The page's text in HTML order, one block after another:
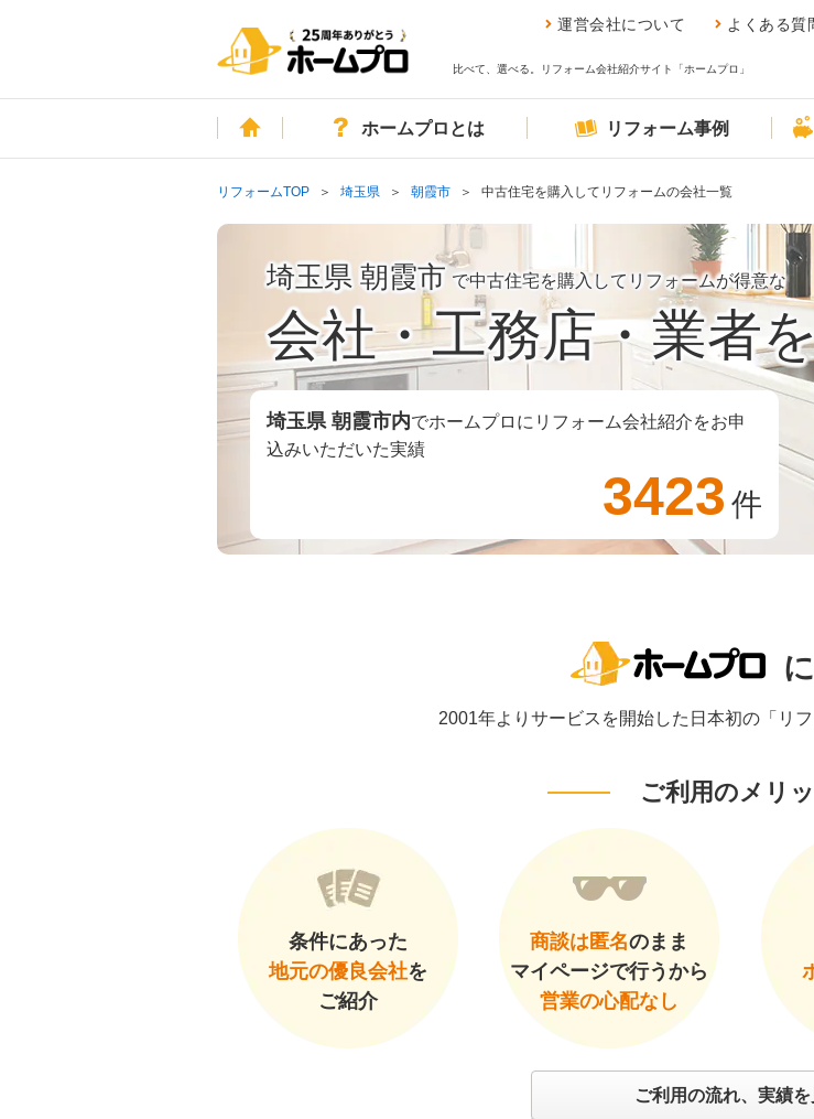
運営会社について よくある質
比べて、選べる。リフォーム会社紹介サイト「ホームプロ」
ホームホームプロとは リフォーム事例
リフォームTOP 埼玉県 朝霞市 中古住宅を購入してリフォームの会社一覧
埼玉県 朝霞市 で中古住宅を購入してリフォームが得意な
会社・工務店・業者
埼玉県 朝霞市内でホームプロにリフォーム会社紹介をお申
込みいただいた実績
3423 件
2001年よりサービスを開始した日本初の「リ
ご利用のメリ
条件にあった
地元の優良会社を
ご紹介
商談は匿名のまま
マイページで行うから
営業の心配なし
ご利用の流れ、実績を